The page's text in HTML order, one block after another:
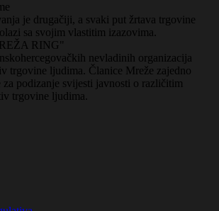
je drugačiji, a svaki put žrtava trgovine
sa svojim vlastitim izazovima.
RING"
nevladinih organizacija
trgovine ljudima. Članice Mreže zajedno
za podizanje svijesti javnosti o različitim
trgovine ljudima.